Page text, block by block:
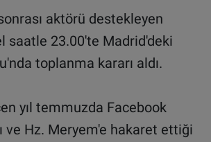
aktörü destekleyen
saatle 23.00'te Madrid'deki
toplanma kararı aldı.
yıl temmuzda Facebook
ve Hz. Meryem'e hakaret ettiği